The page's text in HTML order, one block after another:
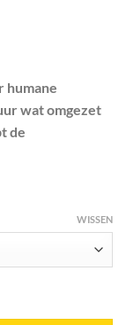
humane
wat omgezet
de
WISSEN